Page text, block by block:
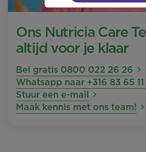
Ons Nutricia Care
altijd voor je klaar
Bel gratis 0800 022 26 26
Whatsapp naar +316 83 65 11
Stuur een e-mail
Maak kennis met ons team!